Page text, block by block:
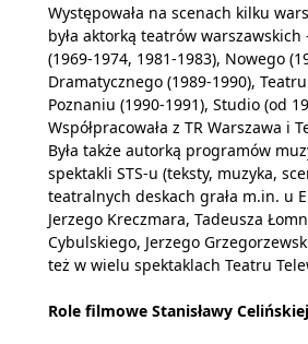
Występowała na scenach kilku
była aktorką teatrów warszawskich
(1969-1974, 1981-1983), Nowego
Dramatycznego (1989-1990),
Poznaniu (1990-1991), Studio (od
Współpracowała z TR Warszawa i
Była także autorką programów
spektakli STS-u (teksty, muzyka,
teatralnych deskach grała m.in. u
Jerzego Kreczmara, Tadeusza
Cybulskiego, Jerzego
też w wielu spektaklach Teatru
Role filmowe Stanisławy Celińskiej